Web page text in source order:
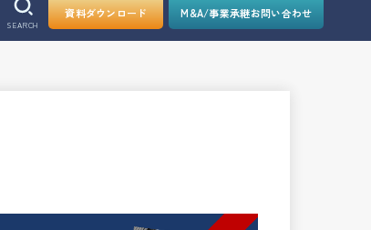
SEARCH
資料ダウンロード M&A/事業承継お問い合わせ